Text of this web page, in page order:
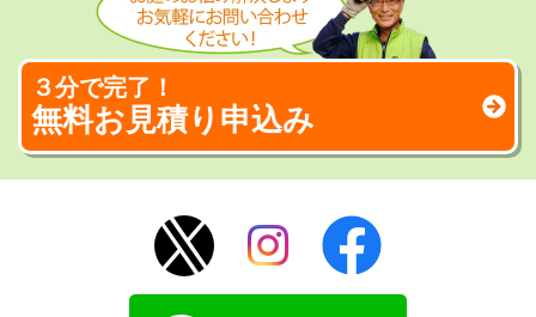
３分で完了！
無料お見積り申込み